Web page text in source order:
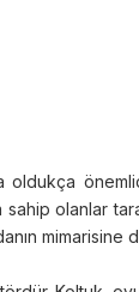
olanlar